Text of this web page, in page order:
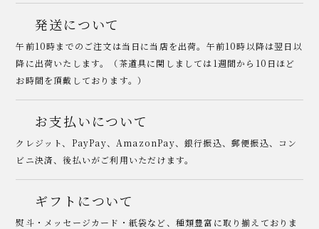
発送について
午前10時までのご注文は当日に当店を出荷。午前10時以降は翌日以
降に出荷いたします。（茶道具に関しましては1週間から10日ほど
お時間を頂戴しております。）
お支払いについて
クレジット、PayPay、AmazonPay、銀行振込、郵便振込、コン
ビニ決済、後払いがご利用いただけます。
ギフトについて
熨斗・メッセージカード・紙袋など、種類豊富に取り揃えておりま